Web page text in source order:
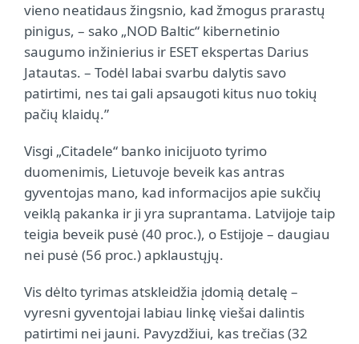
vieno neatidaus žingsnio, kad žmogus prarastų
pinigus, – sako „NOD Baltic“ kibernetinio
saugumo inžinierius ir ESET ekspertas Darius
Jatautas. – Todėl labai svarbu dalytis savo
patirtimi, nes tai gali apsaugoti kitus nuo tokių
pačių klaidų.”
Visgi „Citadele“ banko inicijuoto tyrimo
duomenimis, Lietuvoje beveik kas antras
gyventojas mano, kad informacijos apie sukčių
veiklą pakanka ir ji yra suprantama. Latvijoje taip
teigia beveik pusė (40 proc.), o Estijoje – daugiau
nei pusė (56 proc.) apklaustųjų.
Vis dėlto tyrimas atskleidžia įdomią detalę –
vyresni gyventojai labiau linkę viešai dalintis
patirtimi nei jauni. Pavyzdžiui, kas trečias (32